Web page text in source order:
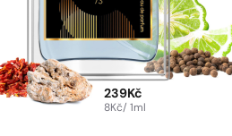
239 Kč
8Kč/ 1ml